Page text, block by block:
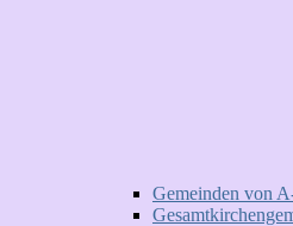
Gemeinden von